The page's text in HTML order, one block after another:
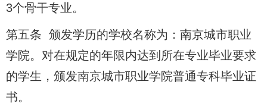
3个骨干专业。
第五条 颁发学历的学校名称为：南京城市职业
学院。对在规定的年限内达到所在专业毕业要求
的学生，颁发南京城市职业学院普通专科毕业证
书。